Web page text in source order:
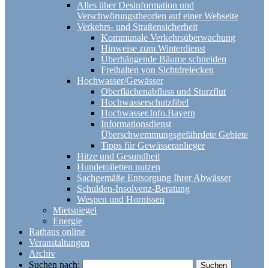
Alles über Desinformation und
Verschwörungstheorien auf einer Webseite
Verkehrs- und Straßensicherheit
Kommunale Verkehrsüberwachung
Hinweise zum Winterdienst
Überhängende Bäume schneiden
Freihalten von Sichtdreiecken
Hochwasser/Gewässer
Oberflächenabfluss und Sturzflut
Hochwasserschutzfibel
Hochwasser.Info.Bayern
Informationsdienst
Überschwemmungsgefährdete Gebiete
Tipps für Gewässeranlieger
Hitze und Gesundheit
Hundetoiletten nutzen
Sachgemäße Entsorgung Ihrer Abwässer
Schulden-Insolvenz-Beratung
Wespen und Hornissen
Mietspiegel
Energie
Rathaus online
Veranstaltungen
Archiv
Suchen nach: